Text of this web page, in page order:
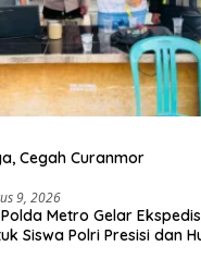
Cegah Curanmor
9, 2026
Polda Metro Gelar
Siswa Polri Presisi dan